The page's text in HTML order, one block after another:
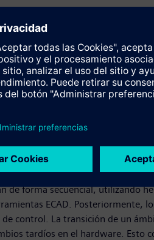
allá del mundo digital”,
sean hasta un 50 % más
las máquinas, fábricas e
conforme a
la estructura de la máquina y
avance hacia fases más
de configuraciones manuales.
y el código de automatización.
de forma secuencial, utilizando
ECAD.
control. La transición de un
tardíos en el hardware. Esto